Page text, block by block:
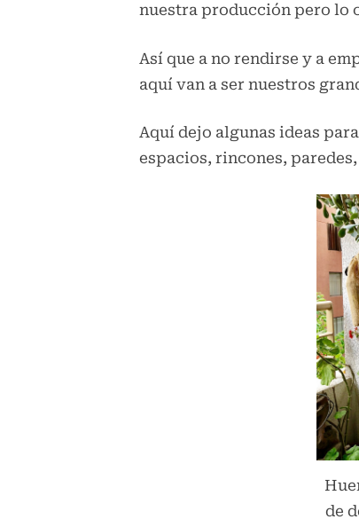
nuestra producción pero lo
Así que a no rendirse y a
aquí van a ser nuestros
Aquí dejo algunas ideas
espacios, rincones,
de